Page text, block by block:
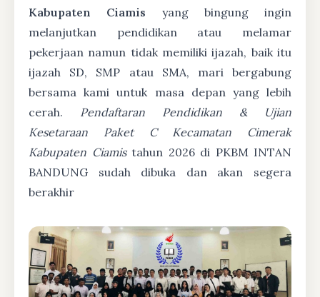
Kabupaten Ciamis yang bingung ingin
melanjutkan pendidikan atau melamar
pekerjaan namun tidak memiliki ijazah, baik itu
ijazah SD, SMP atau SMA, mari bergabung
bersama kami untuk masa depan yang lebih
cerah. Pendaftaran Pendidikan & Ujian
Kesetaraan Paket C Kecamatan Cimerak
Kabupaten Ciamistahun 2026 di PKBM INTAN
BANDUNG sudah dibuka dan akan segera
berakhir